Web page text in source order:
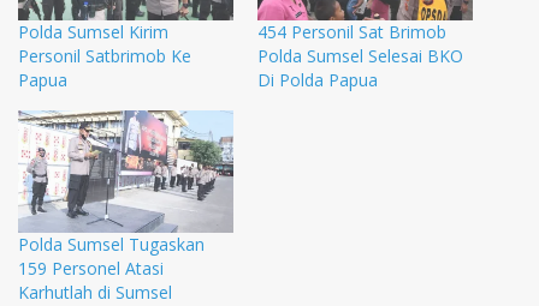
Polda Sumsel Kirim
Personil Satbrimob Ke
Papua
454 Personil Sat Brimob
Polda Sumsel Selesai BKO
Di Polda Papua
Polda Sumsel Tugaskan
159 Personel Atasi
Karhutlah di Sumsel